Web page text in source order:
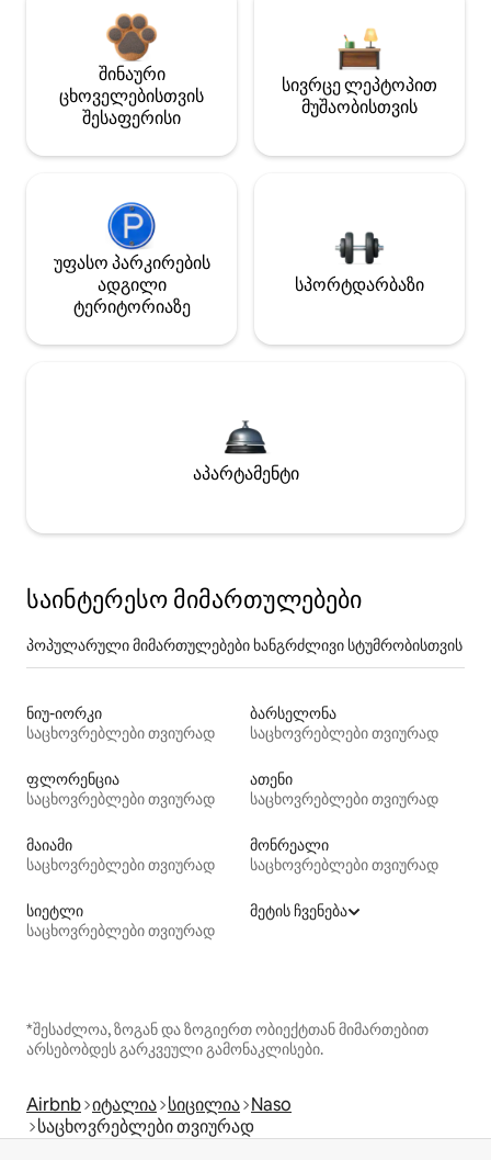
შინაური
ცხოველებისთვის
შესაფერისი
სივრცე ლეპტოპით
მუშაობისთვის
უფასო პარკირების
ადგილი
ტერიტორიაზე
სპორტდარბაზი
აპარტამენტი
საინტერესო მიმართულებები
პოპულარული მიმართულებები ხანგრძლივი სტუმრობისთვის
ნიუ-იორკი
საცხოვრებლები თვიურად
ბარსელონა
საცხოვრებლები თვიურად
ფლორენცია
საცხოვრებლები თვიურად
ათენი
საცხოვრებლები თვიურად
მაიამი
საცხოვრებლები თვიურად
მონრეალი
საცხოვრებლები თვიურად
სიეტლი
საცხოვრებლები თვიურად
მეტის ჩვენება
*შესაძლოა, ზოგან და ზოგიერთ ობიექტთან მიმართებით
არსებობდეს გარკვეული გამონაკლისები.
Airbnb იტალია სიცილია Naso
საცხოვრებლები თვიურად